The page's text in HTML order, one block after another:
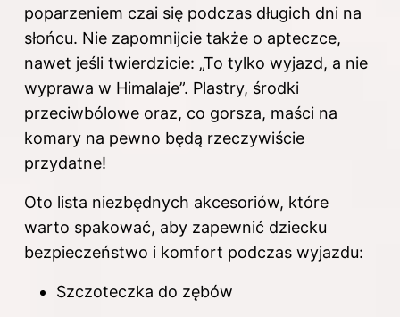
poparzeniem czai się podczas długich dni na
słońcu. Nie zapomnijcie także o apteczce,
nawet jeśli twierdzicie: „To tylko wyjazd, a nie
wyprawa w Himalaje”. Plastry, środki
przeciwbólowe oraz, co gorsza, maści na
komary na pewno będą rzeczywiście
przydatne!
Oto lista niezbędnych akcesoriów, które
warto spakować, aby zapewnić dziecku
bezpieczeństwo i komfort podczas wyjazdu:
Szczoteczka do zębów